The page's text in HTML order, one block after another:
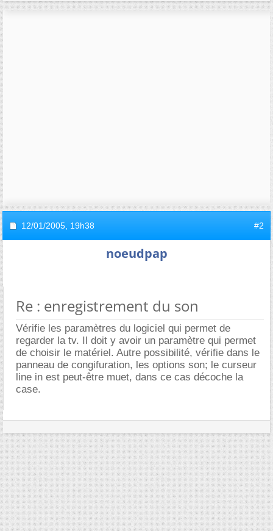
12/01/2005, 19h38 #2
noeudpap
Re : enregistrement du son
Vérifie les paramètres du logiciel qui permet de
regarder la tv. Il doit y avoir un paramètre qui permet
de choisir le matériel. Autre possibilité, vérifie dans le
panneau de congifuration, les options son; le curseur
line in est peut-être muet, dans ce cas décoche la
case.